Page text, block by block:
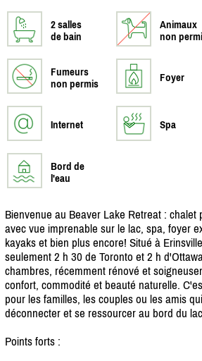
2 salles
de bain
Animaux
non
Fumeurs
non permis
Foyer
Internet Spa
Bord de
l'eau
Bienvenue au Beaver Lake Retreat : chalet
avec vue imprenable sur le lac, spa, foyer
kayaks et bien plus encore! Situé à
seulement 2 h 30 de Toronto et 2 h
chambres, récemment rénové et
confort, commodité et beauté naturelle.
pour les familles, les couples ou les amis
déconnecter et se ressourcer au bord du
Points forts :